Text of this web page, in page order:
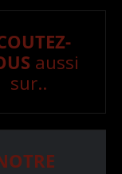
aussi
sur..